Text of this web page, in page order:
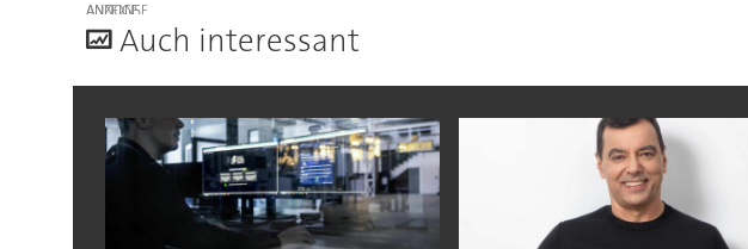
ANZEIGE
Auch interessant